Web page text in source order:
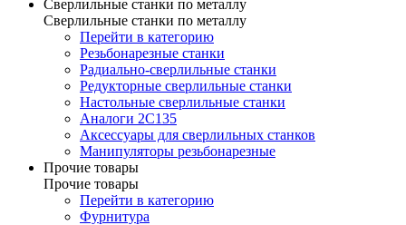
Сверлильные станки по металлу
Сверлильные станки по металлу
Перейти в категорию
Резьбонарезные станки
Радиально-сверлильные станки
Редукторные сверлильные станки
Настольные сверлильные станки
Аналоги 2С135
Аксессуары для сверлильных станков
Манипуляторы резьбонарезные
Прочие товары
Прочие товары
Перейти в категорию
Фурнитура